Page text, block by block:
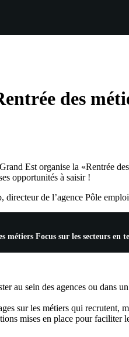
des
Est organise la «Rentrée
opportunités à saisir !
directeur de l’agence Pôle
métiers Focus sur les secteurs en
au sein des agences ou
sur les métiers qui recrutent,
mises en place pour